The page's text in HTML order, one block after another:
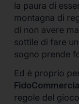
la paura di
montagna di
di non avere
sottile di fare
sogno prende
Ed è proprio
regole del